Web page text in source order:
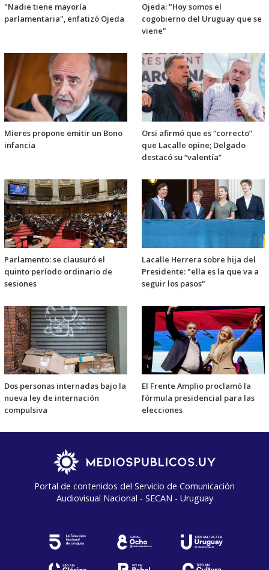
"Nadie tiene mayoría
parlamentaria", enfatizó Ojeda
Ojeda: "Hoy somos el
cogobierno del Uruguay que se
viene"
Mieres propone emitir un Bono
infancia
Orsi afirmó que es “correcto”
que Lacalle opine; Delgado
destacó su “valentía”
Parlamento: se clausuró el
quinto período ordinario de
sesiones
Lacalle Herrera sobre hija del
Presidente: "ella es la que va a
seguir los pasos"
Dos personas internadas bajo la
nueva ley de internación
compulsiva
El Frente Amplio proclamó la
fórmula presidencial para las
elecciones
Portal de contenidos del Servicio de Comunicación
Audiovisual Nacional - SECAN - Uruguay